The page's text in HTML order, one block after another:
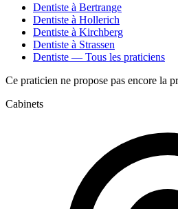
Dentiste à Bertrange
Dentiste à Hollerich
Dentiste à Kirchberg
Dentiste à Strassen
Dentiste — Tous les praticiens
Ce praticien ne propose pas encore la
Cabinets